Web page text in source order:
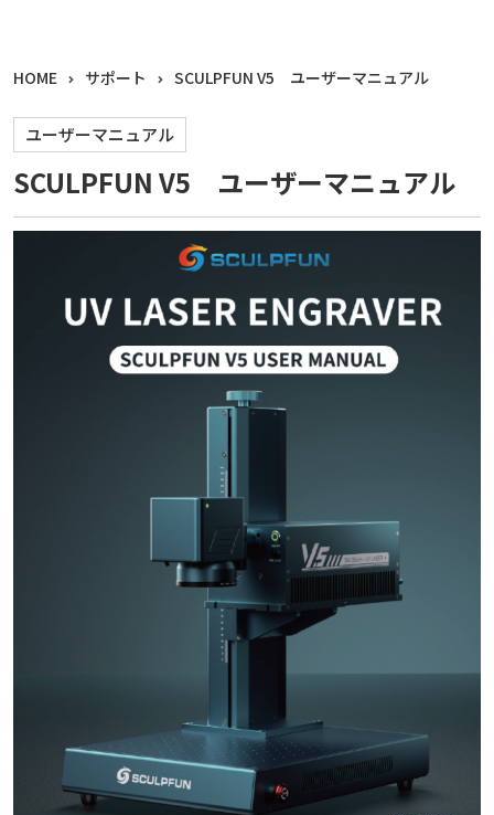
HOME サポート SCULPFUN V5 ユーザーマニュアル
ユーザーマニュアル
SCULPFUN V5 ユーザーマニュアル